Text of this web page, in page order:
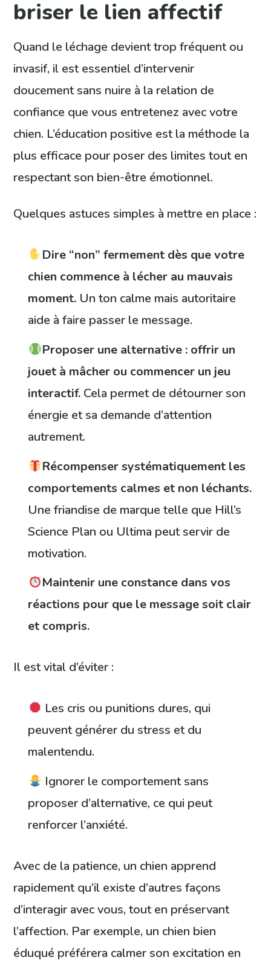
briser le lien affectif
Quand le léchage devient trop fréquent ou
invasif, il est essentiel d’intervenir
doucement sans nuire à la relation de
confiance que vous entretenez avec votre
chien. L’éducation positive est la méthode la
plus efficace pour poser des limites tout en
respectant son bien-être émotionnel.
Quelques astuces simples à mettre en place :
Dire “non” fermement dès que votre
chien commence à lécher au mauvais
moment. Un ton calme mais autoritaire
aide à faire passer le message.
Proposer une alternative : offrir un
jouet à mâcher ou commencer un jeu
interactif. Cela permet de détourner son
énergie et sa demande d’attention
autrement.
Récompenser systématiquement les
comportements calmes et non léchants.
Une friandise de marque telle que Hill’s
Science Plan ou Ultima peut servir de
motivation.
Maintenir une constance dans vos
réactions pour que le message soit clair
et compris.
Il est vital d’éviter :
Les cris ou punitions dures, qui
peuvent générer du stress et du
malentendu.
Ignorer le comportement sans
proposer d’alternative, ce qui peut
renforcer l’anxiété.
Avec de la patience, un chien apprend
rapidement qu’il existe d’autres façons
d’interagir avec vous, tout en préservant
l’affection. Par exemple, un chien bien
éduqué préférera calmer son excitation en